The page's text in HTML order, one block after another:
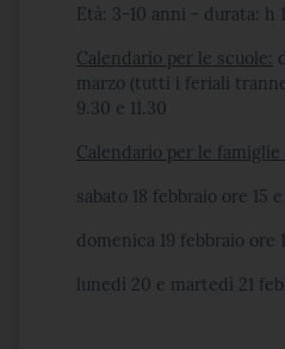
Età: 3-10 anni - durata: h
Calendario per le scuole:
marzo (tutti i feriali
9.30 e 11.30
Calendario per le famiglie
sabato 18 febbraio ore 15 e
domenica 19 febbraio ore
lunedì 20 e martedì 21